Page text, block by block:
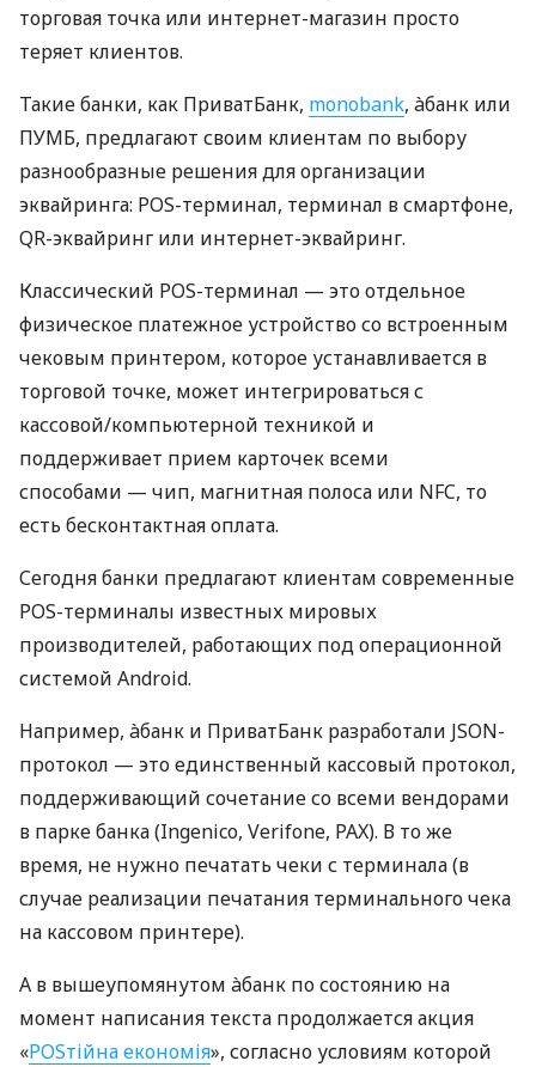
торговая точка или интернет-магазин просто
теряет клиентов.
Такие банки, как ПриватБанк, monobank, àбанк или
ПУМБ, предлагают своим клиентам по выбору
разнообразные решения для организации
эквайринга: POS-терминал, терминал в смартфоне,
QR-эквайринг или интернет-эквайринг.
Классический POS-терминал — это отдельное
физическое платежное устройство со встроенным
чековым принтером, которое устанавливается в
торговой точке, может интегрироваться с
кассовой/компьютерной техникой и
поддерживает прием карточек всеми
способами — чип, магнитная полоса или NFC, то
есть бесконтактная оплата.
Сегодня банки предлагают клиентам современные
POS-терминалы известных мировых
производителей, работающих под операционной
системой Android.
Например, àбанк и ПриватБанк разработали JSON-
протокол — это единственный кассовый протокол,
поддерживающий сочетание со всеми вендорами
в парке банка (Ingenico, Verifone, PAX). В то же
время, не нужно печатать чеки с терминала (в
случае реализации печатания терминального чека
на кассовом принтере).
А в вышеупомянутом àбанк по состоянию на
момент написания текста продолжается акция
«POSтійна економія», согласно условиям которой